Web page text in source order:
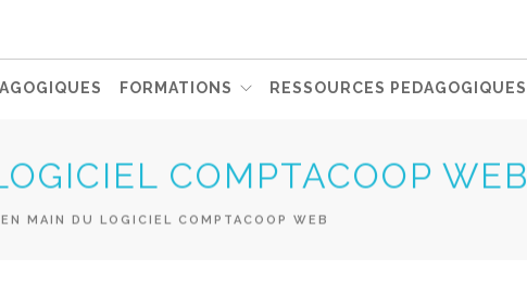
FORMATIONS RESSOURCES PEDAGOGIQUES
COMPTACOOP WEB
MAIN DU LOGICIEL COMPTACOOP WEB